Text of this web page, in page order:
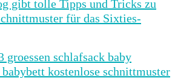
gibt tolle Tipps und Tricks zu
für das Sixties-